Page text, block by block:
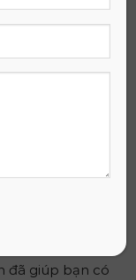
nhiênđều có
nệm đó. Nên
của những
sẽ được tư
và phù hợp túi
đã giúp bạn có